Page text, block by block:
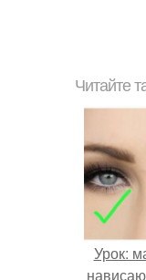
Читайте
Урок: